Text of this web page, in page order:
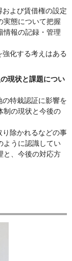
および賃借権の設定
実態について把握
情報の記録・管理
強化する考えはある
現状と課題につい
の特栽認証に影響を
制の現状と今後の
り除かれるなどの事
ように認識してい
と、今後の対応方